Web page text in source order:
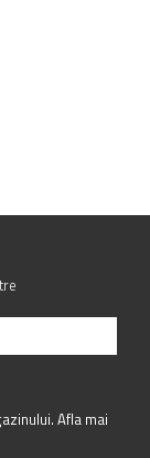
Afla mai